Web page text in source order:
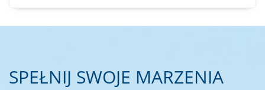
SPEŁNIJ SWOJE MARZENIA